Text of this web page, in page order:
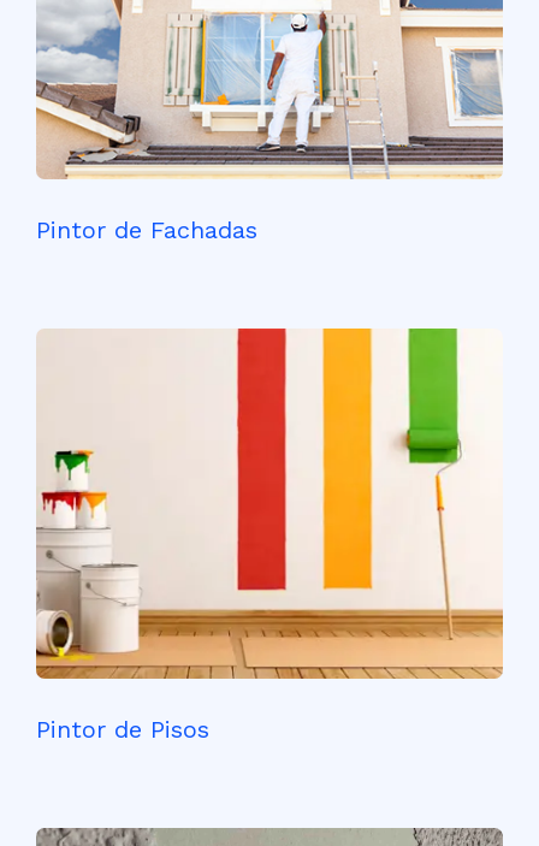
Pintor de Fachadas
Pintor de Pisos